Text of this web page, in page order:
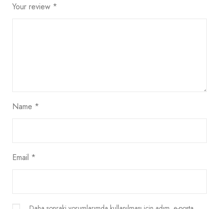
Your review *
Name *
Email *